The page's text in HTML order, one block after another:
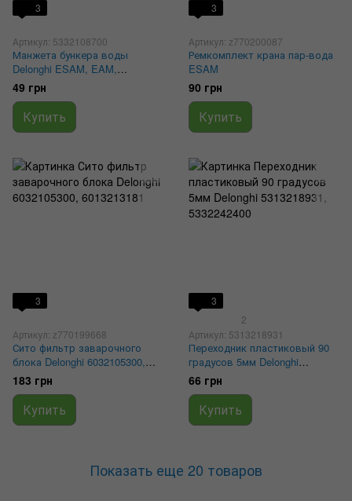
3
Артикул: 5332108700
Манжета бункера воды
Delonghi ESAM, EAM,
5332108700
49 грн
Купить
3
Артикул: z770200087
Ремкомплект крана пар-вода
ESAM
90 грн
Купить
3
Артикул: z770199668
Сито фильтр заварочного
блока Delonghi 6032105300,
6013213181
183 грн
Купить
3
2
Артикул: 5313218931
Переходник пластиковый 90
градусов 5мм Delonghi
5313218931, 5332242400
66 грн
Купить
Показать еще 20 товаров